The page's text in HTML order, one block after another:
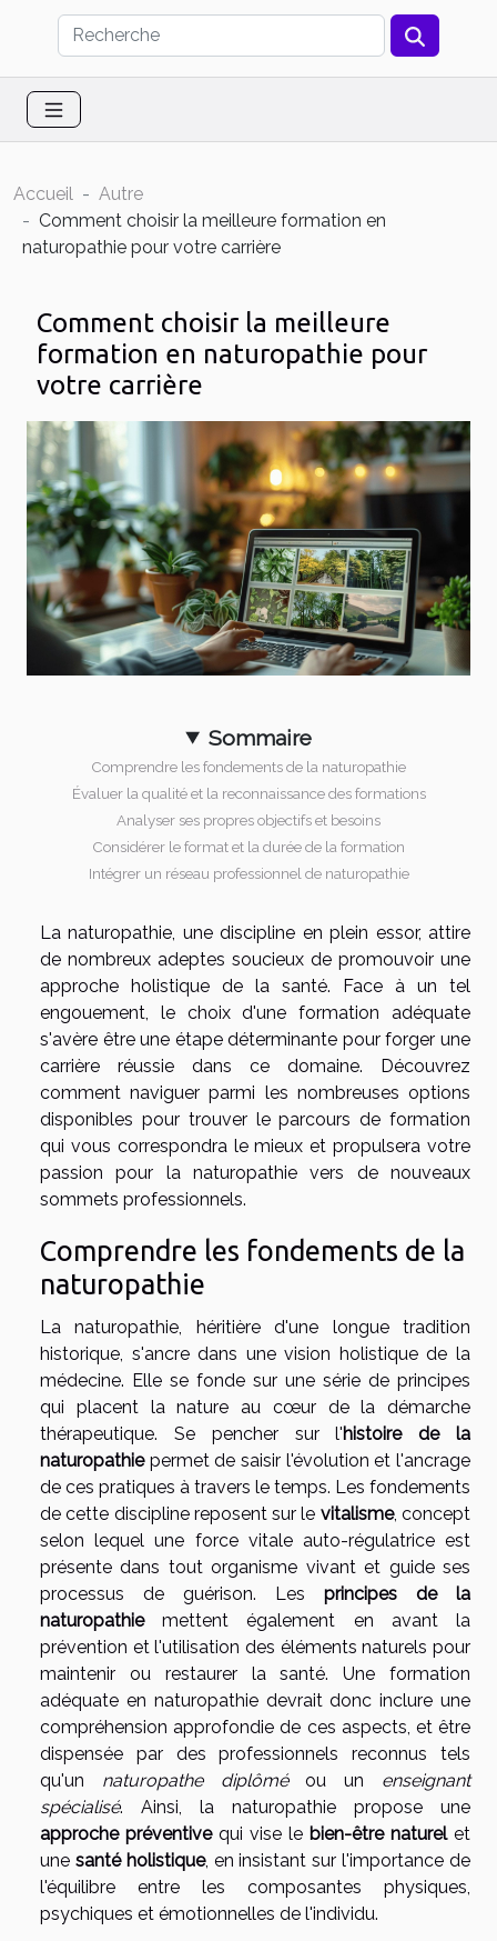
Accueil
Autre
Comment choisir la meilleure formation en
naturopathie pour votre carrière
Comment choisir la meilleure
formation en naturopathie pour
votre carrière
Sommaire
Comprendre les fondements de la naturopathie
Évaluer la qualité et la reconnaissance des formations
Analyser ses propres objectifs et besoins
Considérer le format et la durée de la formation
Intégrer un réseau professionnel de naturopathie
La naturopathie, une discipline en plein essor, attire
de nombreux adeptes soucieux de promouvoir une
approche holistique de la santé. Face à un tel
engouement, le choix d'une formation adéquate
s'avère être une étape déterminante pour forger une
carrière réussie dans ce domaine. Découvrez
comment naviguer parmi les nombreuses options
disponibles pour trouver le parcours de formation
qui vous correspondra le mieux et propulsera votre
passion pour la naturopathie vers de nouveaux
sommets professionnels.
Comprendre les fondements de la
naturopathie
La naturopathie, héritière d'une longue tradition
historique, s'ancre dans une vision holistique de la
médecine. Elle se fonde sur une série de principes
qui placent la nature au cœur de la démarche
thérapeutique. Se pencher sur l'histoire de la
naturopathiepermet de saisir l'évolution et l'ancrage
de ces pratiques à travers le temps. Les fondements
de cette discipline reposent sur le vitalisme, concept
selon lequel une force vitale auto-régulatrice est
présente dans tout organisme vivant et guide ses
processus de guérison. Les principes de la
naturopathiemettent également en avant la
prévention et l'utilisation des éléments naturels pour
maintenir ou restaurer la santé. Une formation
adéquate en naturopathie devrait donc inclure une
compréhension approfondie de ces aspects, et être
dispensée par des professionnels reconnus tels
qu'un naturopathe diplôméou un enseignant
spécialisé. Ainsi, la naturopathie propose une
approche préventivequi vise le bien-être naturelet
une santé holistique, en insistant sur l'importance de
l'équilibre entre les composantes physiques,
psychiques et émotionnelles de l'individu.